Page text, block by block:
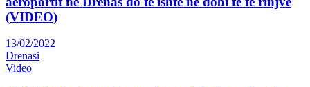
(VIDEO)
13/02/2022
Drenasi
Video